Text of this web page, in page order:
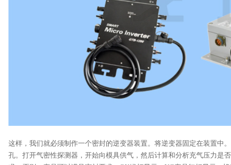
这样，我们就必须制作一个密封的逆变器装置。将逆变器固定在装置中
孔。打开气密性探测器，开始向模具供气，然后计算和分析充气压力是